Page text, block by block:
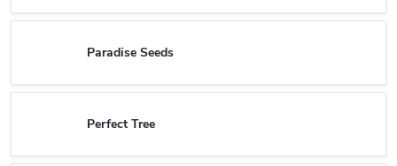
Paradise Seeds
Perfect Tree